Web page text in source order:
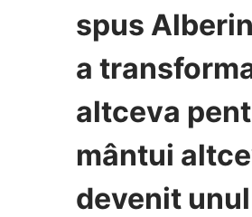
spus
a
altceva
mântui
devenit